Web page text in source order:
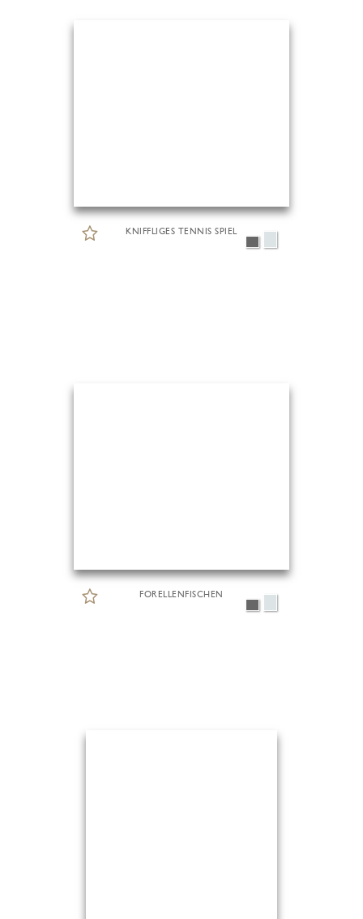
KNIFFLIGES TENNIS SPIEL
FORELLENFISCHEN